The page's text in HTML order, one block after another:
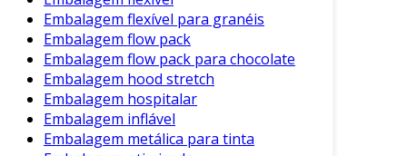
de jogo devem ser claramente exibidos. Esses
detalhes ajudam o consumidor a identificar
rapidamente se o jogo é apropriado.
4. Sustentabilidade
A crescente preocupação ambiental tem
Embalagem flexível para granéis
Embalagem flow pack
Embalagem flow pack para chocolate
Embalagem hood stretch
Embalagem hospitalar
Embalagem inflável
Embalagem metálica para tinta